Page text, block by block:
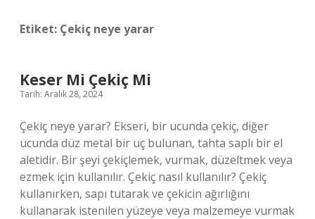
Etiket: Çekiç neye yarar
Keser Mi Çekiç Mi
Tarih: Aralık 28, 2024
Çekiç neye yarar? Ekseri, bir ucunda çekiç, diğer
ucunda düz metal bir uç bulunan, tahta saplı bir el
aletidir. Bir şeyi çekiçlemek, vurmak, düzeltmek veya
ezmek için kullanılır. Çekiç nasıl kullanılır? Çekiç
kullanırken, sapı tutarak ve çekicin ağırlığını
kullanarak istenilen yüzeye veya malzemeye vurmak